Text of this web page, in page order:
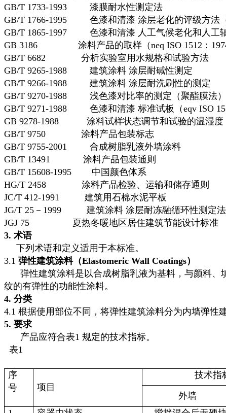
GB/T 1733-1993 漆膜耐水性测定法
GB/T 1766-1995 色漆和清漆 涂层老化的评级方法（
GB/T 1865-1997 色漆和清漆 人工气候老化和人工辐
GB 3186 涂料产品的取样（neq ISO 1512：1974
GB/T 6682 分析实验室用水规格和试验方法
GB/T 9265-1988 建筑涂料 涂层耐碱性测定
GB/T 9266-1988 建筑涂料 涂层耐洗刷性的测定
GB/T 9270-1988 浅色漆对比率的测定（聚酯膜法）
GB/T 9271-1988 色漆和清漆 标准试板（eqv ISO
GB 9278-1988 涂料试样状态调节和试验的温湿度（
GB/T 9750 涂料产品包装标志
GB/T 9755-2001
合成树脂乳液外墙涂料
GB/T 13491
涂料产品包装通则
GB/T 15608-1995 中国颜色体系
HG/T 2458 涂料产品检验、运输和储存通则
JC/T 412-1991
建筑用石棉水泥平板
JG/T 25－1999 建筑涂料 涂层耐冻融循环性测定法
JGJ 75 夏热冬暖地区居住建筑节能设计标准
3. 术语
下列术语和定义适用于本标准。
3.1 弹性建筑涂料（Elastomeric Wall Coatings）
弹性建筑涂料是以合成树脂乳液为基料，与颜料
纹的有弹性的功能性涂料。
4. 分类
4.1 根据使用部位不同，将弹性建筑涂料分为内墙弹性
5. 要求
产品应符合表1 规定的技术指标。
表1
序
号
项目
技术指
外墙